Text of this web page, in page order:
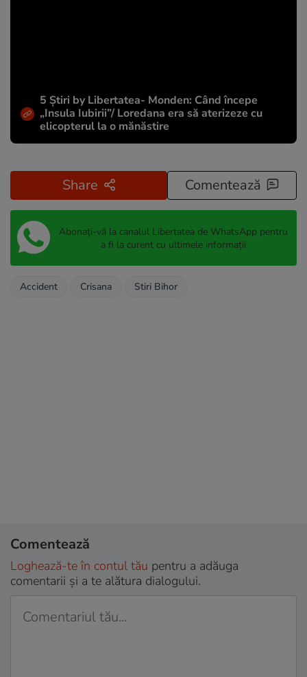
5 Știri by Libertatea- Monden: Când începe
„Insula Iubirii”/ Loredana era să aterizeze cu
elicopterul la o mănăstire
Share Comentează
Abonați-vă la canalul Libertatea de WhatsApp pentru
a fi la curent cu ultimele informații
Accident Crisana Stiri Bihor
Comentează
Loghează-te în contul tău pentru a adăuga
comentarii și a te alătura dialogului.